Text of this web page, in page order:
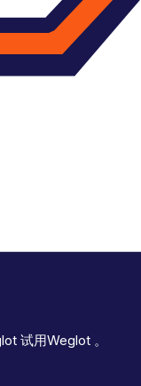
试用Weglot 。